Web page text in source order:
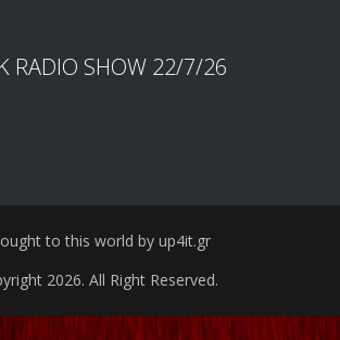
RADIO SHOW 22/7/26
to this world by up4it.gr
2026. All Right Reserved.